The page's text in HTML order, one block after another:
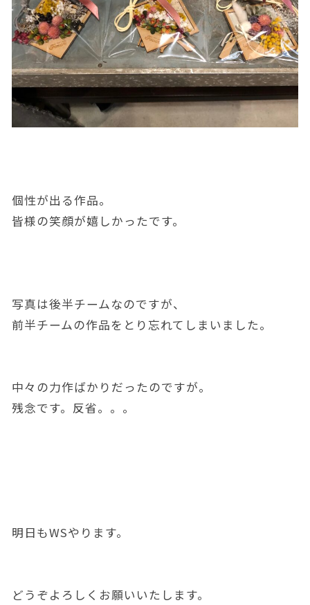
個性が出る作品。
皆様の笑顔が嬉しかったです。
写真は後半チームなのですが、
前半チームの作品をとり忘れてしまいました。
中々の力作ばかりだったのですが。
残念です。反省。。。
明日もWSやります。
どうぞよろしくお願いいたします。